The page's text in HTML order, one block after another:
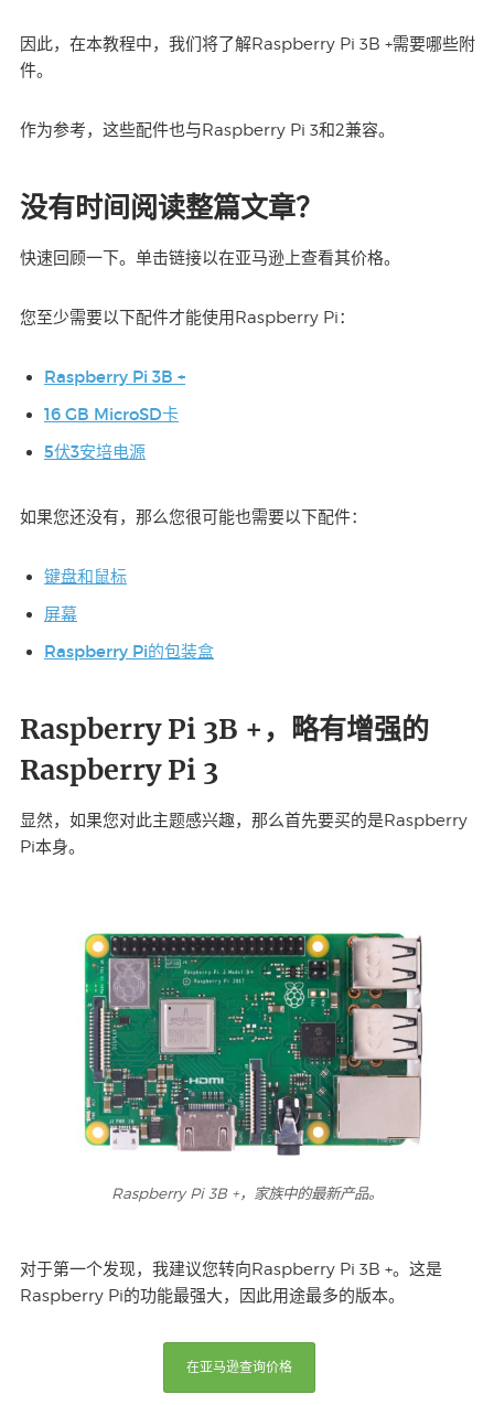
因此，在本教程中，我们将了解Raspberry Pi 3B +需要哪些附
件。
作为参考，这些配件也与Raspberry Pi 3和2兼容。
没有时间阅读整篇文章？
快速回顾一下。单击链接以在亚马逊上查看其价格。
您至少需要以下配件才能使用Raspberry Pi：
Raspberry Pi 3B +
16 GB MicroSD卡
5伏3安培电源
如果您还没有，那么您很可能也需要以下配件：
键盘和鼠标
屏幕
Raspberry Pi的包装盒
Raspberry Pi 3B +，略有增强的
Raspberry Pi 3
显然，如果您对此主题感兴趣，那么首先要买的是Raspberry
Pi本身。
Raspberry Pi 3B +，家族中的最新产品。
对于第一个发现，我建议您转向Raspberry Pi 3B +。这是
Raspberry Pi的功能最强大，因此用途最多的版本。
在亚马逊查询价格